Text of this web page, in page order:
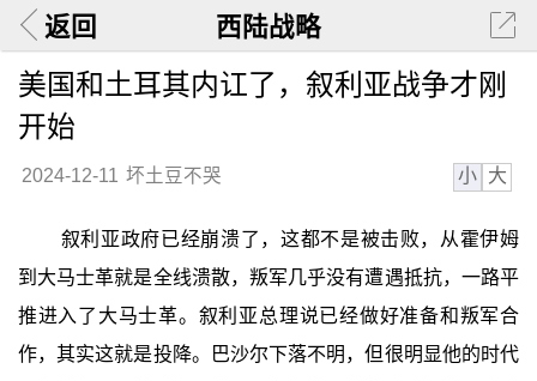
返回 西陆战略
美国和土耳其内讧了，叙利亚战争才刚
开始
2024-12-11 坏土豆不哭 小 大
叙利亚政府已经崩溃了，这都不是被击败，从霍伊姆
到大马士革就是全线溃散，叛军几乎没有遭遇抵抗，一路平
推进入了大马士革。叙利亚总理说已经做好准备和叛军合
作，其实这就是投降。巴沙尔下落不明，但很明显他的时代